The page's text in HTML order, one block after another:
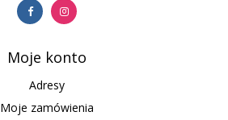
Moje konto
Adresy
Moje zamówienia